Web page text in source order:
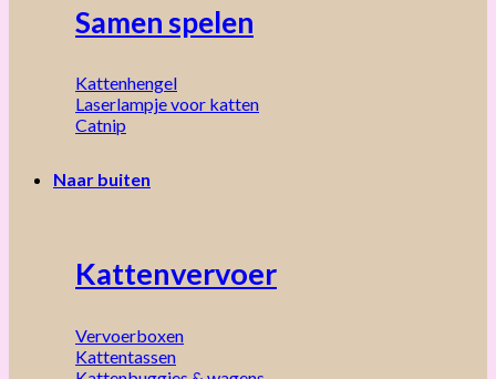
Samen spelen
Kattenhengel
Laserlampje voor katten
Catnip
Naar buiten
Kattenvervoer
Vervoerboxen
Kattentassen